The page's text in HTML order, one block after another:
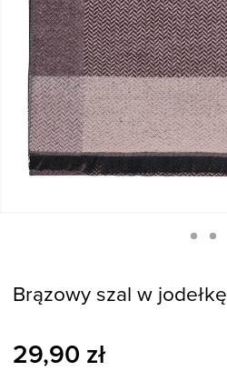
Brązowy szal w jodełkę
29,90 zł